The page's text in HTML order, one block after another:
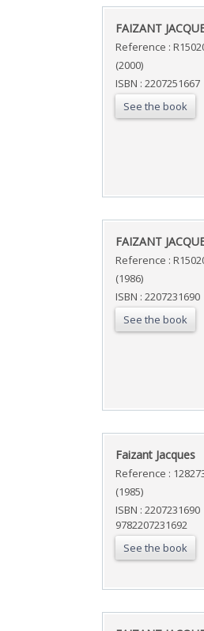
‎FAIZANT
Reference :
(2000)
ISBN : 2207251667
See the book
‎FAIZANT
Reference :
(1986)
ISBN : 2207231690
See the book
‎Faizant Jacques‎
Reference :
(1985)
ISBN : 2207231690
9782207231692
See the book